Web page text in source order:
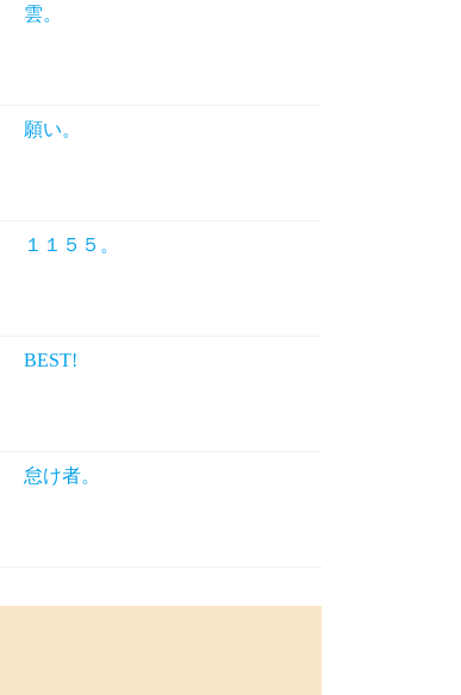
雲。
願い。
１１５５。
BEST!
怠け者。